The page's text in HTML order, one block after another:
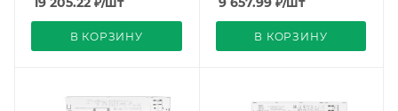
В КОРЗИНУ В КОРЗИНУ